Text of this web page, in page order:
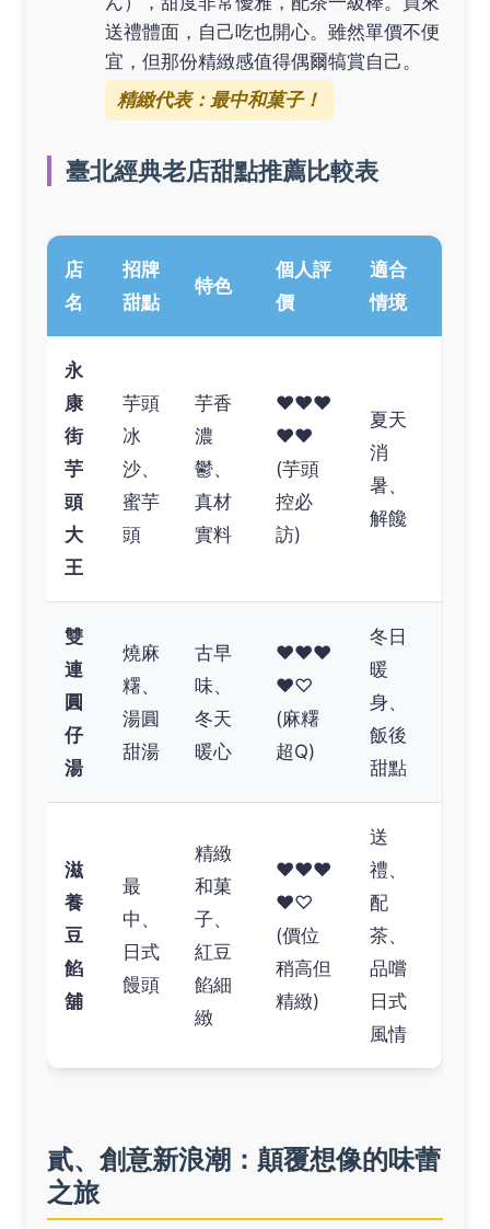
送禮體面，自己吃也開心。雖然單價不便
宜，但那份精緻感值得偶爾犒賞自己。
精緻代表：最中和菓子！
臺北經典老店甜點推薦比較表
店
名
招牌
甜點
特色
個人評
價
適合
情境
永
康
街
芋
頭
大
王
芋頭
冰
沙、
蜜芋
頭
芋香
濃
鬱、
真材
實料
❤❤❤
❤❤
(芋頭
控必
訪)
夏天
消
暑、
解饞
雙
連
圓
仔
湯
燒麻
糬、
湯圓
甜湯
古早
味、
冬天
暖心
❤❤❤
❤♡
(麻糬
超Q)
冬日
暖
身、
飯後
甜點
滋
養
豆
餡
舖
最
中、
日式
饅頭
精緻
和菓
子、
紅豆
餡細
緻
❤❤❤
❤♡
(價位
稍高但
精緻)
送
禮、
配
茶、
品嚐
日式
風情
貳、創意新浪潮：顛覆想像的味蕾
之旅